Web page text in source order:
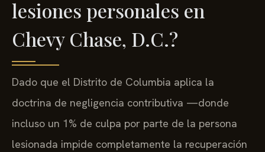
lesiones personales en
Chevy Chase, D.C.?
Dado que el Distrito de Columbia aplica la
doctrina de negligencia contributiva —donde
incluso un 1% de culpa por parte de la persona
lesionada impide completamente la recuperación